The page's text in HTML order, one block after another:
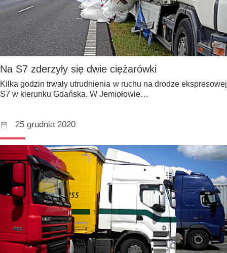
Na S7 zderzyły się dwie ciężarówki
Kilka godzin trwały utrudnienia w ruchu na drodze ekspresowej
S7 w kierunku Gdańska. W Jemiołowie…
25 grudnia 2020